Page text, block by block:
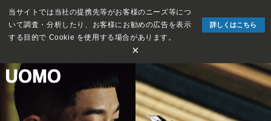
当サイトでは当社の提携先等がお客様のニーズ等につ
いて調査・分析したり、お客様にお勧めの広告を表示
する目的で Cookie を使用する場合があります。
詳しくはこちら
×